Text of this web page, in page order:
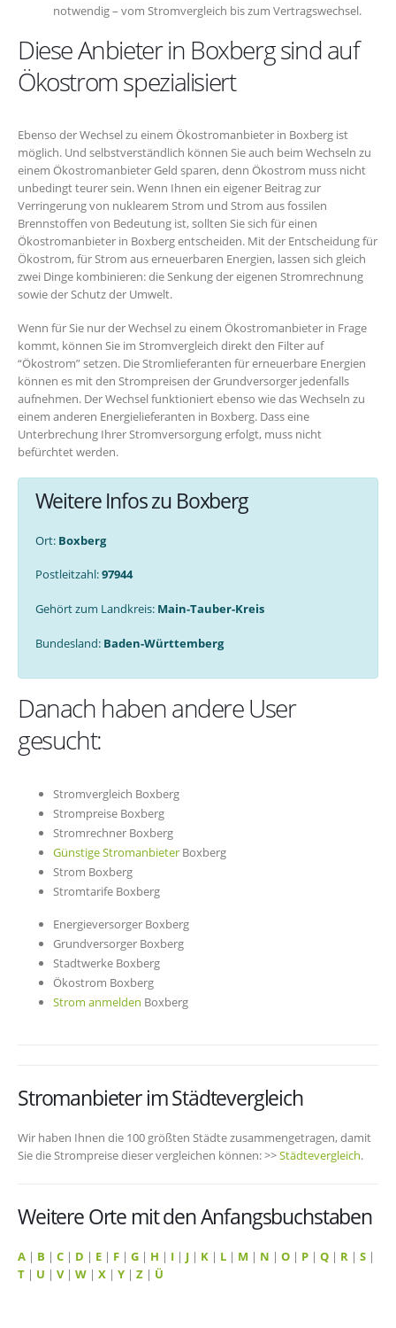
notwendig – vom Stromvergleich bis zum Vertragswechsel.
Diese Anbieter in Boxberg sind auf
Ökostrom spezialisiert
Ebenso der Wechsel zu einem Ökostromanbieter in Boxberg ist
möglich. Und selbstverständlich können Sie auch beim Wechseln zu
einem Ökostromanbieter Geld sparen, denn Ökostrom muss nicht
unbedingt teurer sein. Wenn Ihnen ein eigener Beitrag zur
Verringerung von nuklearem Strom und Strom aus fossilen
Brennstoffen von Bedeutung ist, sollten Sie sich für einen
Ökostromanbieter in Boxberg entscheiden. Mit der Entscheidung für
Ökostrom, für Strom aus erneuerbaren Energien, lassen sich gleich
zwei Dinge kombinieren: die Senkung der eigenen Stromrechnung
sowie der Schutz der Umwelt.
Wenn für Sie nur der Wechsel zu einem Ökostromanbieter in Frage
kommt, können Sie im Stromvergleich direkt den Filter auf
“Ökostrom” setzen. Die Stromlieferanten für erneuerbare Energien
können es mit den Strompreisen der Grundversorger jedenfalls
aufnehmen. Der Wechsel funktioniert ebenso wie das Wechseln zu
einem anderen Energielieferanten in Boxberg. Dass eine
Unterbrechung Ihrer Stromversorgung erfolgt, muss nicht
befürchtet werden.
Weitere Infos zu Boxberg
Ort: Boxberg
Postleitzahl:97944
Gehört zum Landkreis: Main-Tauber-Kreis
Bundesland: Baden-Württemberg
Danach haben andere User
gesucht:
Stromvergleich Boxberg
Strompreise Boxberg
Stromrechner Boxberg
Günstige Stromanbieter Boxberg
Strom Boxberg
Stromtarife Boxberg
Energieversorger Boxberg
Grundversorger Boxberg
Stadtwerke Boxberg
Ökostrom Boxberg
Strom anmelden Boxberg
Stromanbieter im Städtevergleich
Wir haben Ihnen die 100 größten Städte zusammengetragen, damit
Sie die Strompreise dieser vergleichen können: >>Städtevergleich.
Weitere Orte mit den Anfangsbuchstaben
A | B | C | D | E | F | G | H | I | J | K | L | M | N | O | P | Q | R | S |
T | U | V| W | X | Y | Z | Ü